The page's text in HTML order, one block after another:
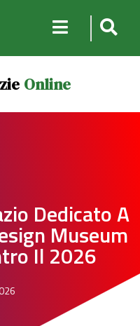
Online
Dedicato A
Museum
Il 2026